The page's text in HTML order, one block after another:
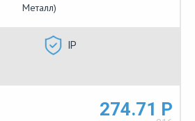
Металл)
IP
274.71 Р